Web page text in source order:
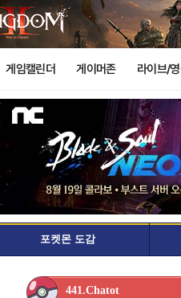
게임캘린더 게이머존 라이브/
포켓몬 도감
441.Chatot